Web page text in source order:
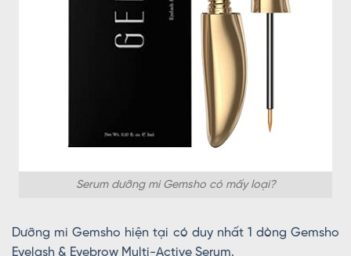
Serum dưỡng mi Gemsho có mấy loại?
Dưỡng mi Gemsho hiện tại có duy nhất 1 dòng Gemsho
Eyelash & Eyebrow Multi-Active Serum.